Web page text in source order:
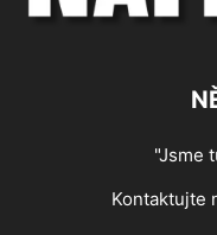
"Jsme
Kontaktujte